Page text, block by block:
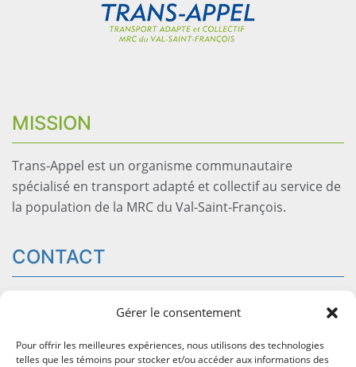
Gérer le consentement
Pour offrir les meilleures expériences, nous utilisons des technologies
telles que les témoins pour stocker et/ou accéder aux informations des
MISSION
Trans-Appel est un organisme communautaire
spécialisé en transport adapté et collectif au service de
la population de la MRC du Val-Saint-François.
CONTACT
819-845-2777